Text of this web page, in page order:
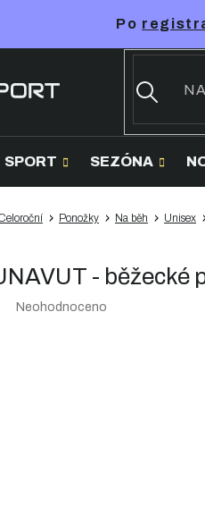
Po
SPORT SEZÓNA
Ponožky Na běh Unisex
- běžecké
Průměrné
Neohodnoceno